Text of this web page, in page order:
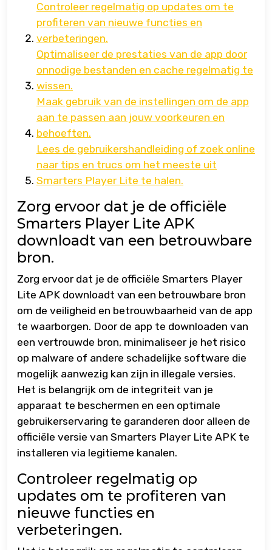
Controleer regelmatig op updates om te
profiteren van nieuwe functies en
verbeteringen.
Optimaliseer de prestaties van de app door
onnodige bestanden en cache regelmatig te
wissen.
Maak gebruik van de instellingen om de app
aan te passen aan jouw voorkeuren en
behoeften.
Lees de gebruikershandleiding of zoek online
naar tips en trucs om het meeste uit
Smarters Player Lite te halen.
Zorg ervoor dat je de officiële
Smarters Player Lite APK
downloadt van een betrouwbare
bron.
Zorg ervoor dat je de officiële Smarters Player
Lite APK downloadt van een betrouwbare bron
om de veiligheid en betrouwbaarheid van de app
te waarborgen. Door de app te downloaden van
een vertrouwde bron, minimaliseer je het risico
op malware of andere schadelijke software die
mogelijk aanwezig kan zijn in illegale versies.
Het is belangrijk om de integriteit van je
apparaat te beschermen en een optimale
gebruikerservaring te garanderen door alleen de
officiële versie van Smarters Player Lite APK te
installeren via legitieme kanalen.
Controleer regelmatig op
updates om te profiteren van
nieuwe functies en
verbeteringen.